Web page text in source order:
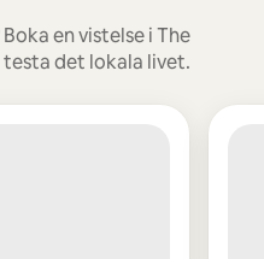
en vistelse i The
det lokala livet.